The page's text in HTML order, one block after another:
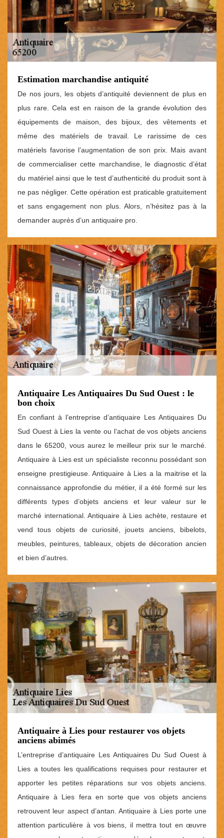
Estimation marchandise antiquité
De nos jours, les objets d’antiquité deviennent de plus en
plus rare. Cela est en raison de la grande évolution des
équipements de maison, des bijoux, des vêtements et
même des matériels de travail. Le rarissime de ces
matériels favorise l’augmentation de son prix. Mais avant
de commercialiser cette marchandise, le diagnostic d’état
du matériel ainsi que le test d’authenticité du produit sont à
ne pas négliger. Cette opération est praticable gratuitement
et sans engagement non plus. Alors, n’hésitez pas à la
demander auprès d’un antiquaire pro.
Antiquaire Les Antiquaires Du Sud Ouest : le
bon choix
En confiant à l’entreprise d’antiquaire Les Antiquaires Du
Sud Ouest à Lies la vente ou l’achat de vos objets anciens
dans le 65200, vous aurez le meilleur prix sur le marché.
Antiquaire à Lies est un spécialiste reconnu possédant son
enseigne prestigieuse. Antiquaire à Lies a la maitrise et la
connaissance approfondie du métier, il a été formé sur les
différents types d’objets anciens et leur valeur sur le
marché international. Antiquaire à Lies achète, restaure et
vend tous objets de curiosité, jouets anciens, bibelots,
meubles, peintures, tableaux, objets de décoration ancien
et bien d’autres.
Antiquaire à Lies pour restaurer vos objets
anciens abimés
L’entreprise d’antiquaire Les Antiquaires Du Sud Ouest à
Lies a toutes les qualifications requises pour restaurer et
apporter les petites réparations sur vos objets anciens.
Antiquaire à Lies fera en sorte que vos objets anciens
retrouvent leur aspect d’antan. Antiquaire à Lies porte une
attention particulière à vos biens, il mettra tout en œuvre